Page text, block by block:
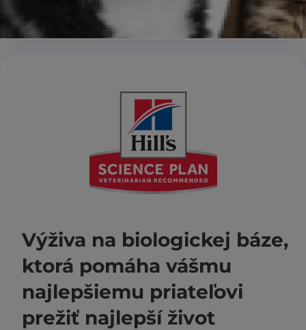
Výživa na biologickej báze,
ktorá pomáha vášmu
najlepšiemu priateľovi
prežiť najlepší život